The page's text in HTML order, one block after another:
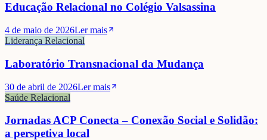
Educação Relacional no Colégio Valsassina
4 de maio de 2026Ler mais
Liderança Relacional
Laboratório Transnacional da Mudança
30 de abril de 2026Ler mais
Saúde Relacional
Jornadas ACP Conecta – Conexão Social e Solidão:
a perspetiva local